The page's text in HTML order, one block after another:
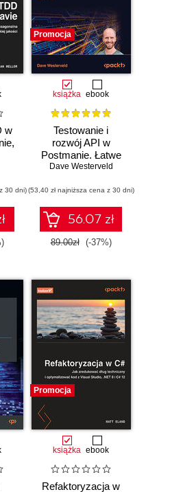
w
30 dni)
Promocja
książka ebook
Testowanie i
rozwój API w
Postmanie. Łatwe
tworzenie,
debugowanie i
zarządzanie API.
Wydanie II
Dave Westerveld
(53,40 zł najniższa cena z 30 dni)
56.07 zł
89.00zł (-37%)
Promocja
książka ebook
Refaktoryzacja w